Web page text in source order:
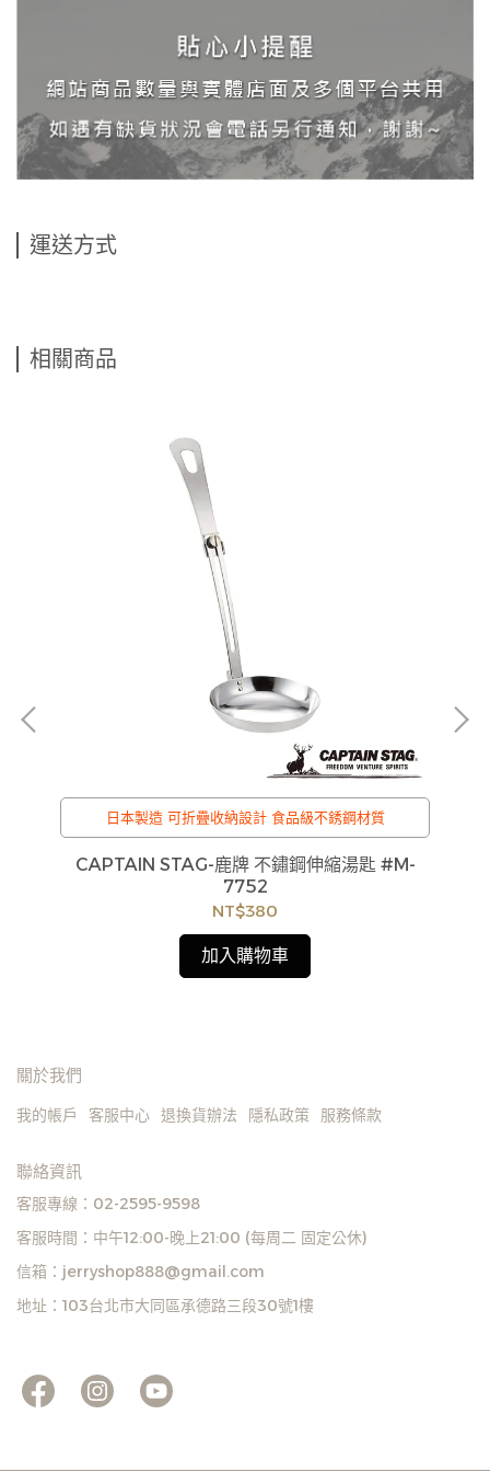
運送方式
相關商品
日本製造 可折疊收納設計 食品級不銹鋼材質
CAPTAIN STAG-鹿牌 不鏽鋼伸縮湯匙 #M-
7752
NT$380
加入購物車
關於我們
我的帳戶 客服中心 退換貨辦法 隱私政策 服務條款
聯絡資訊
客服專線：02-2595-9598
客服時間：中午12:00-晚上21:00 (每周二 固定公休)
信箱：jerryshop888@gmail.com
地址：103台北市大同區承德路三段30號1樓